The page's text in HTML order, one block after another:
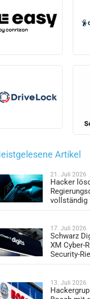
Artikel
21. Juli 2026
Hacker
vollständig
17. Juli 2026
Schwarz
XM Cyber-
Security-
13. Juli 2026